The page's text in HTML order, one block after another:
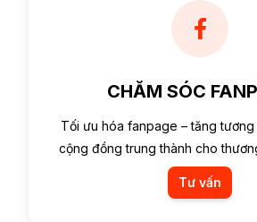
CHĂM SÓC
Tối ưu hóa fanpage – tăng
cộng đồng trung thành cho
Tư vấn